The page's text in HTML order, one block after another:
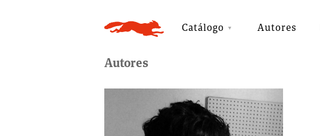
Catálogo Autores
Autores